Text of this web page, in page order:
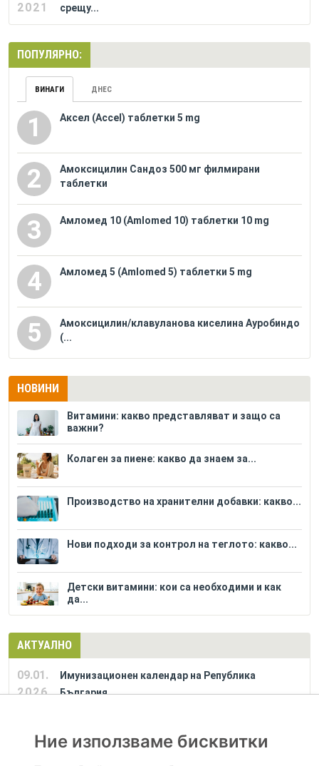
2021
срещу...
ПОПУЛЯРНО:
ВИНАГИ ДНЕС
1 Аксел (Accel) таблетки 5 mg
2
Амоксицилин Сандоз 500 мг филмирани
таблетки
3 Амломед 10 (Amlomed 10) таблетки 10 mg
4 Амломед 5 (Amlomed 5) таблетки 5 mg
5
Амоксицилин/клавуланова киселина Ауробиндо
(...
НОВИНИ
Витамини: какво представляват и защо са
важни?
Колаген за пиене: какво да знаем за...
Производство на хранителни добавки: какво...
Нови подходи за контрол на теглото: какво...
Детски витамини: кои са необходими и как
да...
АКТУАЛНО
09.01.
2026
Имунизационен календар на Република
България
Ние използваме бисквитки